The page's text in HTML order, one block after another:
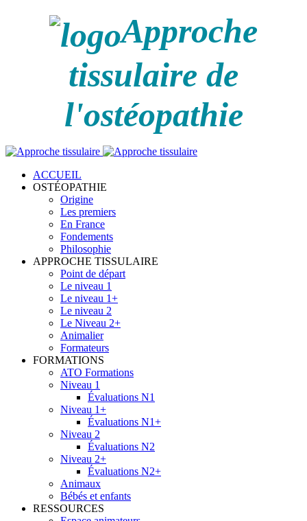
Approche
tissulaire de
l'ostéopathie
ACCUEIL
OSTÉOPATHIE
Origine
Les premiers
En France
Fondements
Philosophie
APPROCHE TISSULAIRE
Point de départ
Le niveau 1
Le niveau 1+
Le niveau 2
Le Niveau 2+
Animalier
Formateurs
FORMATIONS
ATO Formations
Niveau 1
Évaluations N1
Niveau 1+
Évaluations N1+
Niveau 2
Évaluations N2
Niveau 2+
Évaluations N2+
Animaux
Bébés et enfants
RESSOURCES